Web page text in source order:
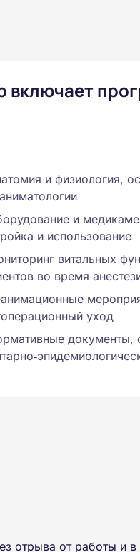
включает
и физиология,
и
и использование
витальных
во время
уход
документы,
отрыва от работы и